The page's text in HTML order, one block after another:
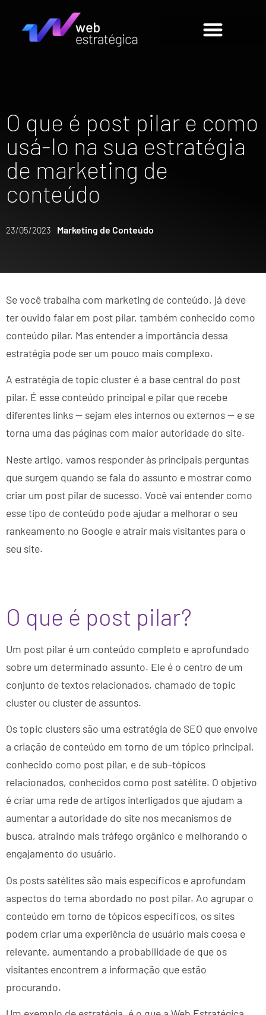
O que é post pilar e como
usá-lo na sua estratégia
de marketing de
conteúdo
23/05/2023 Marketing de Conteúdo
Se você trabalha com marketing de conteúdo, já deve
ter ouvido falar em post pilar, também conhecido como
conteúdo pilar. Mas entender a importância dessa
estratégia pode ser um pouco mais complexo.
A estratégia de topic cluster é a base central do post
pilar. É esse conteúdo principal e pilar que recebe
diferentes links — sejam eles internos ou externos — e se
torna uma das páginas com maior autoridade do site.
Neste artigo, vamos responder às principais perguntas
que surgem quando se fala do assunto e mostrar como
criar um post pilar de sucesso. Você vai entender como
esse tipo de conteúdo pode ajudar a melhorar o seu
rankeamento no Google e atrair mais visitantes para o
seu site.
O que é post pilar?
Um post pilar é um conteúdo completo e aprofundado
sobre um determinado assunto. Ele é o centro de um
conjunto de textos relacionados, chamado de topic
cluster ou cluster de assuntos.
Os topic clusters são uma estratégia de SEO que envolve
a criação de conteúdo em torno de um tópico principal,
conhecido como post pilar, e de sub-tópicos
relacionados, conhecidos como post satélite. O objetivo
é criar uma rede de artigos interligados que ajudam a
aumentar a autoridade do site nos mecanismos de
busca, atraindo mais tráfego orgânico e melhorando o
engajamento do usuário.
Os posts satélites são mais específicos e aprofundam
aspectos do tema abordado no post pilar. Ao agrupar o
conteúdo em torno de tópicos específicos, os sites
podem criar uma experiência de usuário mais coesa e
relevante, aumentando a probabilidade de que os
visitantes encontrem a informação que estão
procurando.